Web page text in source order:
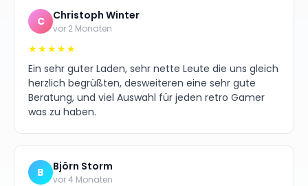
C Christoph Winter
vor 2 Monaten
★★★★★
Ein sehr guter Laden, sehr nette Leute die uns gleich
herzlich begrüßten, desweiteren eine sehr gute
Beratung, und viel Auswahl für jeden retro Gamer
was zu haben.
B Björn Storm
vor 4 Monaten